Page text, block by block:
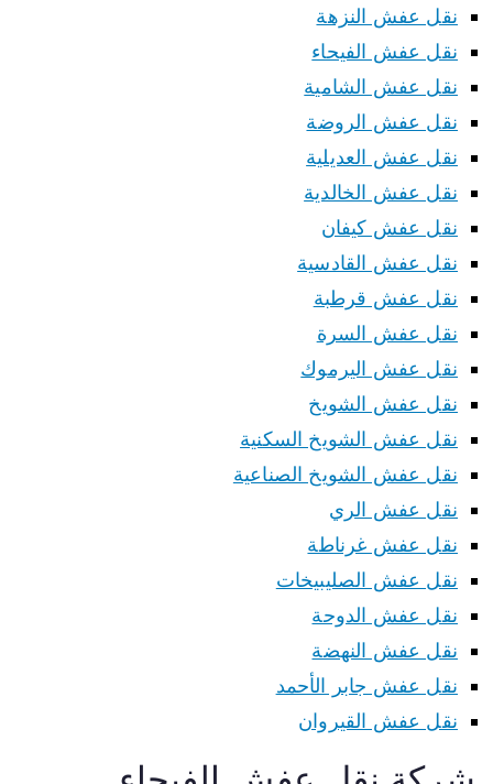
نقل عفش النزهة
نقل عفش الفيحاء
نقل عفش الشامية
نقل عفش الروضة
نقل عفش العديلية
نقل عفش الخالدية
نقل عفش كيفان
نقل عفش القادسية
نقل عفش قرطبة
نقل عفش السرة
نقل عفش اليرموك
نقل عفش الشويخ
نقل عفش الشويخ السكنية
نقل عفش الشويخ الصناعية
نقل عفش الري
نقل عفش غرناطة
نقل عفش الصليبيخات
نقل عفش الدوحة
نقل عفش النهضة
نقل عفش جابر الأحمد
نقل عفش القيروان